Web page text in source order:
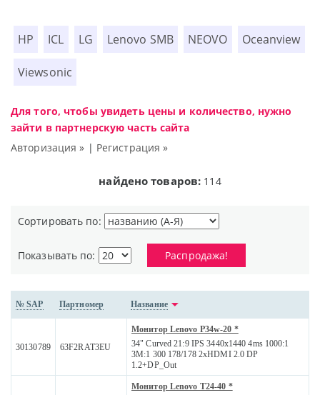
HP ICL LG Lenovo SMB NEOVO Oceanview
Viewsonic
Для того, чтобы увидеть цены и количество, нужно
зайти в партнерскую часть сайта
Авторизация » | Регистрация »
найдено товаров: 114
Сортировать по:
Показывать по: Распродажа!
№ SAP Партномер Название
30130789 63F2RAT3EU
Монитор Lenovo P34w-20 *
34" Curved 21:9 IPS 3440x1440 4ms 1000:1
3M:1 300 178/178 2xHDMI 2.0 DP
1.2+DP_Out
Монитор Lenovo T24-40 *